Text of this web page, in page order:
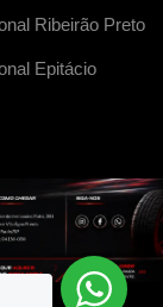
Ribeirão Preto
Epitácio